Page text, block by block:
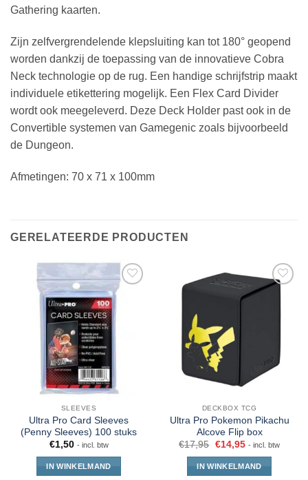
Gathering kaarten.
Zijn zelfvergrendelende klepsluiting kan tot 180° geopend
worden dankzij de toepassing van de innovatieve Cobra
Neck technologie op de rug. Een handige schrijfstrip maakt
individuele etikettering mogelijk. Een Flex Card Divider
wordt ook meegeleverd. Deze Deck Holder past ook in de
Convertible systemen van Gamegenic zoals bijvoorbeeld
de Dungeon.
Afmetingen: 70 x 71 x 100mm
GERELATEERDE PRODUCTEN
SLEEVES
Ultra Pro Card Sleeves
(Penny Sleeves) 100 stuks
€1,50 - incl. btw
IN WINKELMAND
DECKBOX TCG
Ultra Pro Pokemon Pikachu
Alcove Flip box
€17,95 €14,95 - incl. btw
IN WINKELMAND